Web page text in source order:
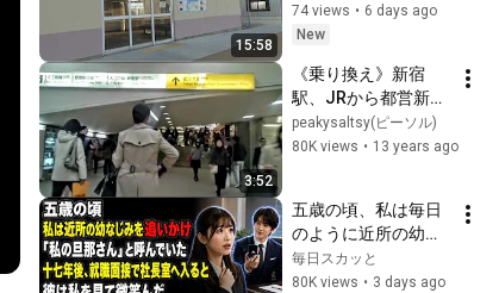
15:58
74 views • 6 days ago
New
3:52
《乗り換え》新宿
駅、JRから都営新宿
線、大江戸線へ。
Shinjuku
peakysaltsy(ピーソル)
80K views • 13 years ago
五歳の頃、私は毎日
のように近所の幼な
じみを追いかけ、
「私の旦那さん」と
毎日スカッと
80K views • 3 days ago